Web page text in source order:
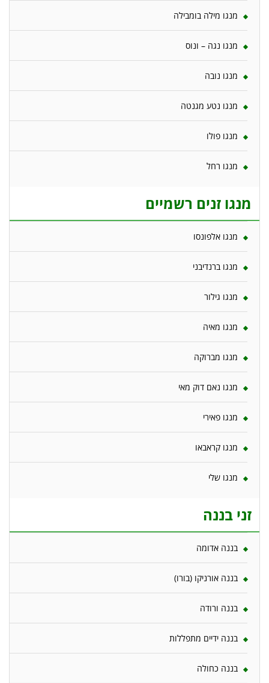
מנגו מילה בומבילה
מנגו נגה – ונוס
מנגו נובה
מנגו נטע מגנטה
מנגו פולו
מנגו רחל
מנגו זנים רשמיים
מנגו אלפונסו
מנגו ברנדיבני
מנגו גילור
מנגו מאיה
מנגו מברוקה
מנגו נאם דוק מאי
מנגו פאירי
מנגו קראבאו
מנגו שלי
זני בננה
בננה אדומה
בננה אורניקו (בורו)
בננה ורודה
בננה ידיים מתפללות
בננה כחולה